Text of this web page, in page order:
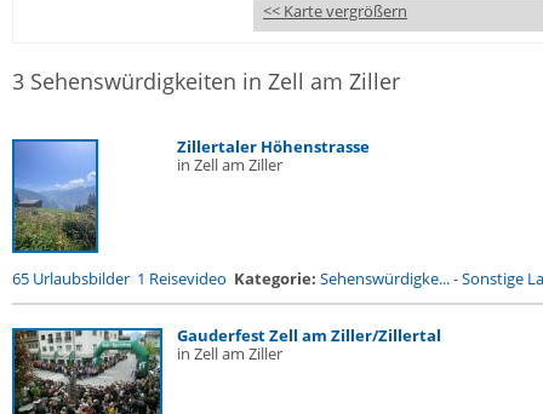
<< Karte vergrößern
3 Sehenswürdigkeiten in Zell am Ziller
Zillertaler Höhenstrasse
in Zell am Ziller
65 Urlaubsbilder 1 Reisevideo Kategorie: Sehenswürdigke...-Sonstige
Gauderfest Zell am Ziller/Zillertal
in Zell am Ziller